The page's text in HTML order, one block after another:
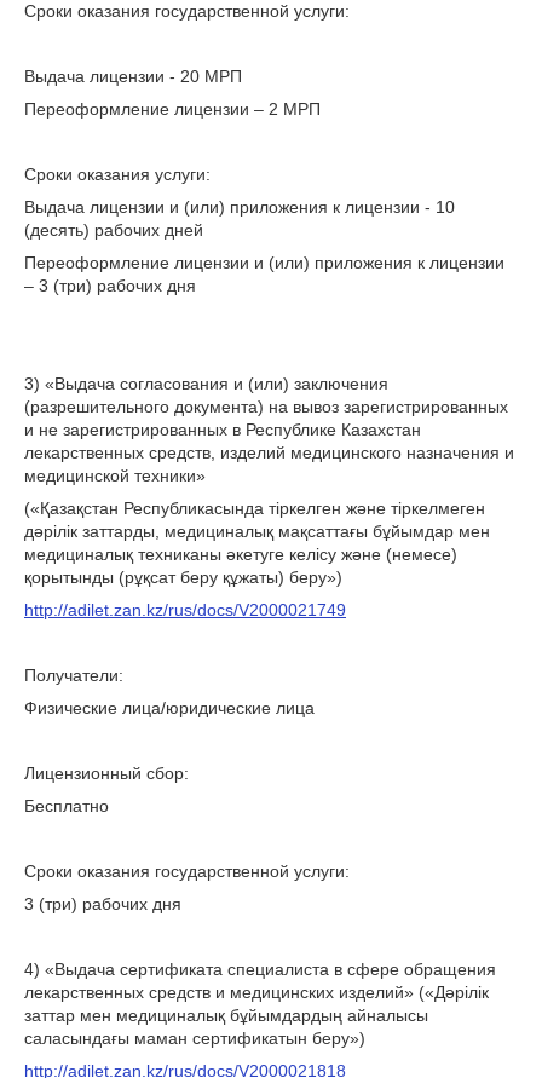
Сроки оказания государственной услуги:
Выдача лицензии - 20 МРП
Переоформление лицензии – 2 МРП
Сроки оказания услуги:
Выдача лицензии и (или) приложения к лицензии - 10
(десять) рабочих дней
Переоформление лицензии и (или) приложения к лицензии
– 3 (три) рабочих дня
3) «Выдача согласования и (или) заключения
(разрешительного документа) на вывоз зарегистрированных
и не зарегистрированных в Республике Казахстан
лекарственных средств, изделий медицинского назначения и
медицинской техники»
(«Қазақстан Республикасында тіркелген және тіркелмеген
дәрілік заттарды, медициналық мақсаттағы бұйымдар мен
медициналық техниканы әкетуге келісу және (немесе)
қорытынды (рұқсат беру құжаты) беру»)
http://adilet.zan.kz/rus/docs/V2000021749
Получатели:
Физические лица/юридические лица
Лицензионный сбор:
Бесплатно
Сроки оказания государственной услуги:
3 (три) рабочих дня
4) «Выдача сертификата специалиста в сфере обращения
лекарственных средств и медицинских изделий» («Дәрілік
заттар мен медициналық бұйымдардың айналысы
саласындағы маман сертификатын беру»)
http://adilet.zan.kz/rus/docs/V2000021818